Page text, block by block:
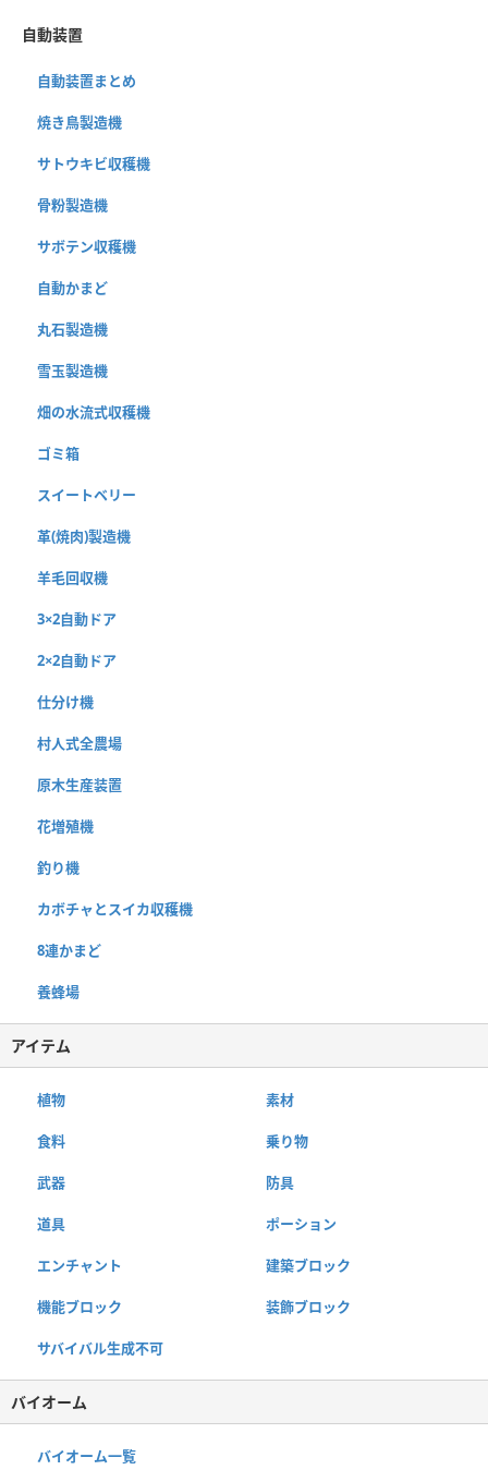
自動装置
自動装置まとめ
焼き鳥製造機
サトウキビ収穫機
骨粉製造機
サボテン収穫機
自動かまど
丸石製造機
雪玉製造機
畑の水流式収穫機
ゴミ箱
スイートベリー
革(焼肉)製造機
羊毛回収機
3×2自動ドア
2×2自動ドア
仕分け機
村人式全農場
原木生産装置
花増殖機
釣り機
カボチャとスイカ収穫機
8連かまど
養蜂場
アイテム
植物 素材
食料 乗り物
武器 防具
道具 ポーション
エンチャント 建築ブロック
機能ブロック 装飾ブロック
サバイバル生成不可
バイオーム
バイオーム一覧